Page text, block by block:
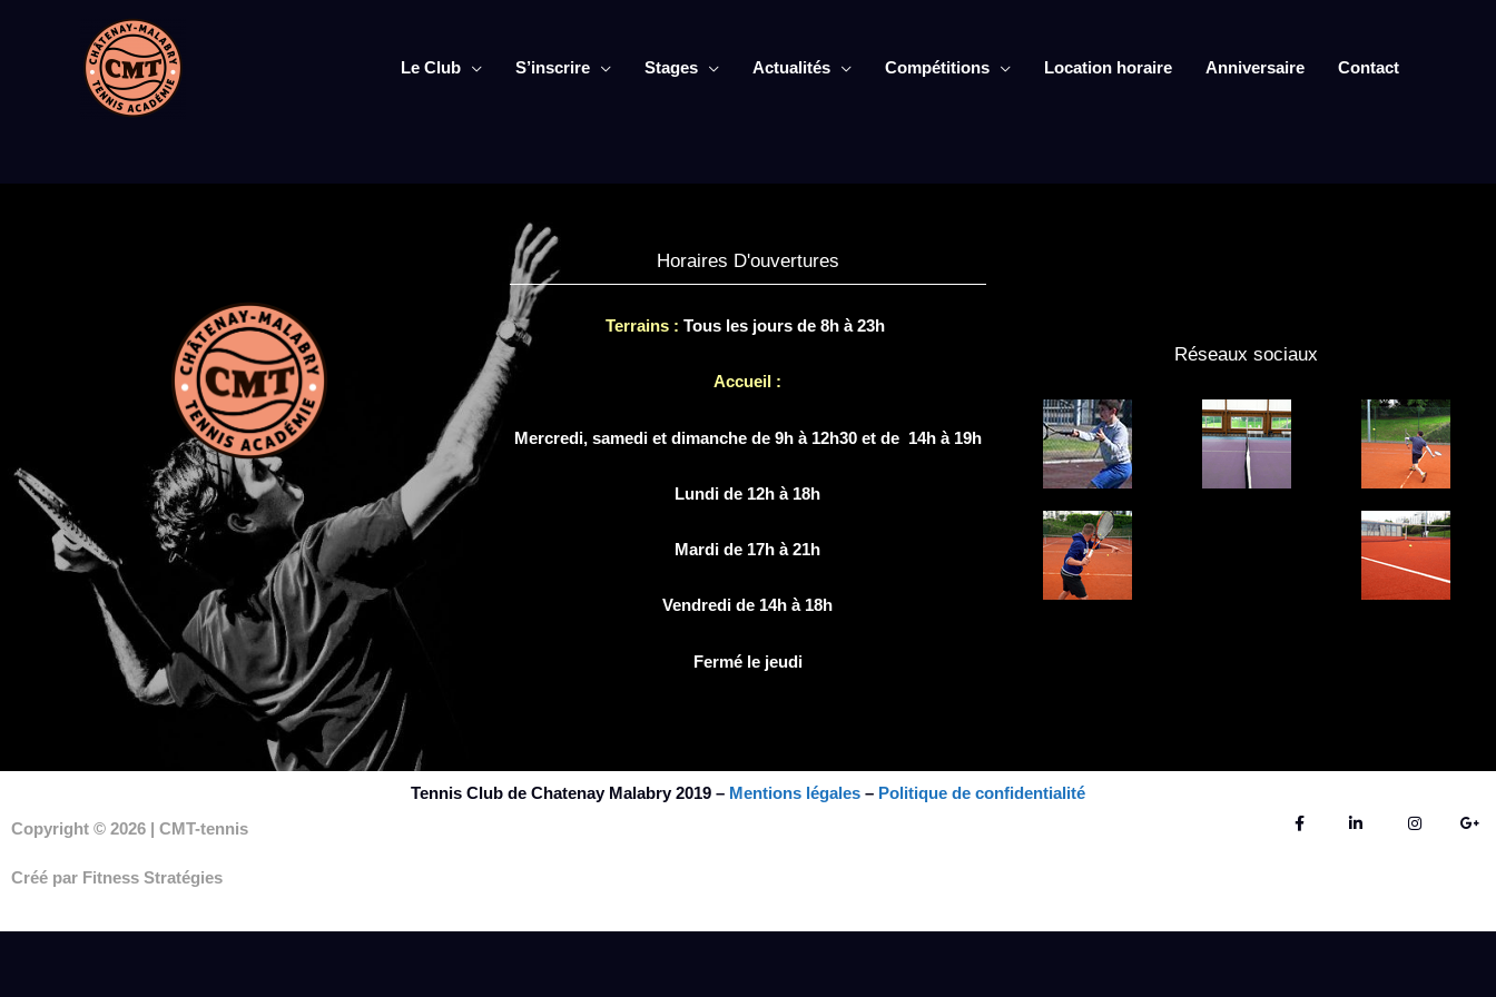
Le Club S’inscrire Stages Actualités Compétitions Location horaire Anniversaire Contact
Horaires D'ouvertures
Terrains : Tous les jours de 8h à 23h
Accueil :
Mercredi, samedi et dimanche de 9h à 12h30 et de 14h à 19h
Lundi de 12h à 18h
Mardi de 17h à 21h
Vendredi de 14h à 18h
Fermé le jeudi
Réseaux sociaux
Tennis Club de Chatenay Malabry 2019 – Mentions légales – Politique de confidentialité
Copyright © 2026 | CMT-tennis
Créé par Fitness Stratégies